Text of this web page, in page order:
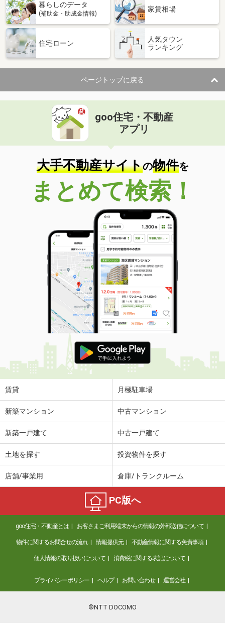
暮らしのデータ
(補助金・助成金情報)
家賃相場
住宅ローン
人気タウン
ランキング
ページトップに戻る
goo住宅・不動産
アプリ
大手不動産サイトの物件を
まとめて検索！
賃貸 月極駐車場
新築マンション 中古マンション
新築一戸建て 中古一戸建て
土地を探す 投資物件を探す
店舗/事業用 倉庫/トランクルーム
PC版へ
goo住宅・不動産とは お客さまご利用端末からの情報の外部送信について
物件に関するお問合せの流れ 情報提供元 不動産情報に関する免責事項
個人情報の取り扱いについて 消費税に関する表記について
プライバシーポリシー ヘルプ お問い合わせ 運営会社
©NTT DOCOMO